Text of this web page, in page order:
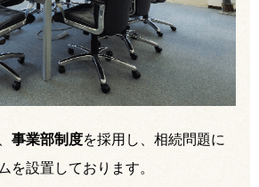
事業部制度を採用し、相続問題に
を設置しております。